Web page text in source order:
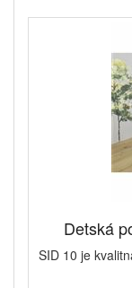
Detská
SID 10 je